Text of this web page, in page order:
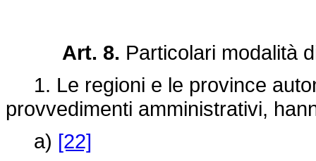
Art. 8. Particolari modalità
1. Le regioni e le province
provvedimenti amministrativi,
a) [22]